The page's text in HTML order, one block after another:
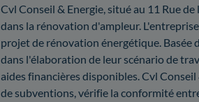
Cvl Conseil & Energie, situé au 11 Rue
dans la rénovation d'ampleur.
projet de rénovation énergétique. Basée
dans l'élaboration de leur scénario de
aides financières disponibles. Cvl
de subventions, vérifie la conformité